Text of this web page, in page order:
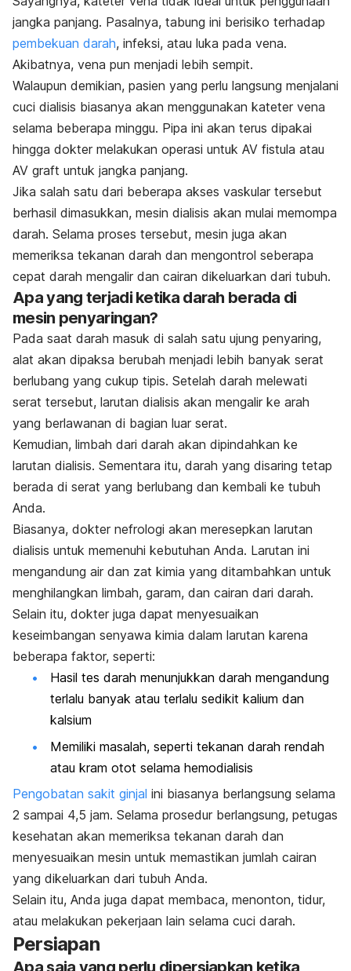
jangka panjang. Pasalnya, tabung ini berisiko terhadap
pembekuan darah, infeksi, atau luka pada vena.
Akibatnya, vena pun menjadi lebih sempit.
Walaupun demikian, pasien yang perlu langsung menjalani
cuci dialisis biasanya akan menggunakan kateter vena
selama beberapa minggu. Pipa ini akan terus dipakai
hingga dokter melakukan operasi untuk AV fistula atau
AV graft untuk jangka panjang.
Jika salah satu dari beberapa akses vaskular tersebut
berhasil dimasukkan, mesin dialisis akan mulai memompa
darah. Selama proses tersebut, mesin juga akan
memeriksa tekanan darah dan mengontrol seberapa
cepat darah mengalir dan cairan dikeluarkan dari tubuh.
Apa yang terjadi ketika darah berada di
mesin penyaringan?
Pada saat darah masuk di salah satu ujung penyaring,
alat akan dipaksa berubah menjadi lebih banyak serat
berlubang yang cukup tipis. Setelah darah melewati
serat tersebut, larutan dialisis akan mengalir ke arah
yang berlawanan di bagian luar serat.
Kemudian, limbah dari darah akan dipindahkan ke
larutan dialisis. Sementara itu, darah yang disaring tetap
berada di serat yang berlubang dan kembali ke tubuh
Anda.
Biasanya, dokter nefrologi akan meresepkan larutan
dialisis untuk memenuhi kebutuhan Anda. Larutan ini
mengandung air dan zat kimia yang ditambahkan untuk
menghilangkan limbah, garam, dan cairan dari darah.
Selain itu, dokter juga dapat menyesuaikan
keseimbangan senyawa kimia dalam larutan karena
beberapa faktor, seperti:
Hasil tes darah menunjukkan darah mengandung
terlalu banyak atau terlalu sedikit kalium dan
kalsium
Memiliki masalah, seperti tekanan darah rendah
atau kram otot selama hemodialisis
Pengobatan sakit ginjal ini biasanya berlangsung selama
2 sampai 4,5 jam. Selama prosedur berlangsung, petugas
kesehatan akan memeriksa tekanan darah dan
menyesuaikan mesin untuk memastikan jumlah cairan
yang dikeluarkan dari tubuh Anda.
Selain itu, Anda juga dapat membaca, menonton, tidur,
atau melakukan pekerjaan lain selama cuci darah.
Persiapan
Apa saja yang perlu dipersiapkan ketika